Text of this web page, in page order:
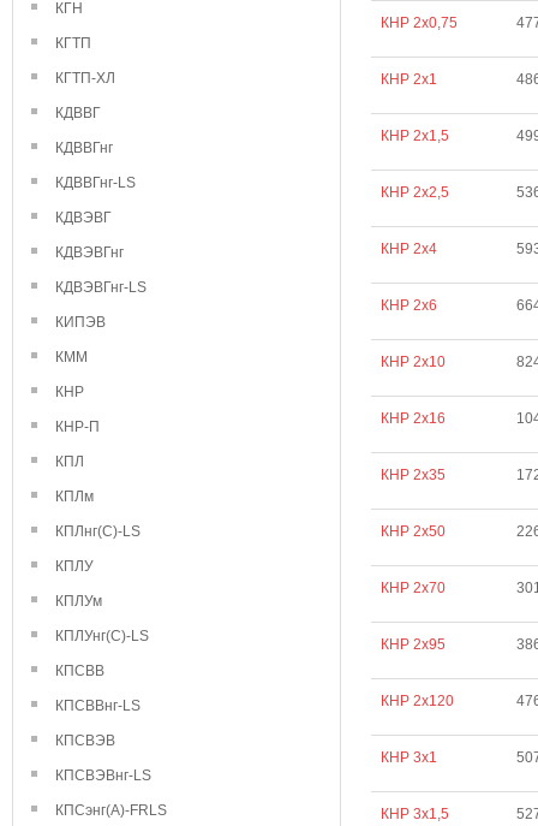
КГН
КГТП
КГТП-ХЛ
КДВВГ
КДВВГнг
КДВВГнг-LS
КДВЭВГ
КДВЭВГнг
КДВЭВГнг-LS
КИПЭВ
КММ
КНР
КНР-П
КПЛ
КПЛм
КПЛнг(С)-LS
КПЛУ
КПЛУм
КПЛУнг(С)-LS
КПСВВ
КПСВВнг-LS
КПСВЭВ
КПСВЭВнг-LS
КПСэнг(А)-FRLS
КНР 2х0,75
КНР 2х1
КНР 2х1,5
КНР 2х2,5
КНР 2х4
КНР 2х6
КНР 2х10
КНР 2х16
КНР 2х35
КНР 2х50
КНР 2х70
КНР 2х95
КНР 2х120
КНР 3х1
КНР 3х1,5